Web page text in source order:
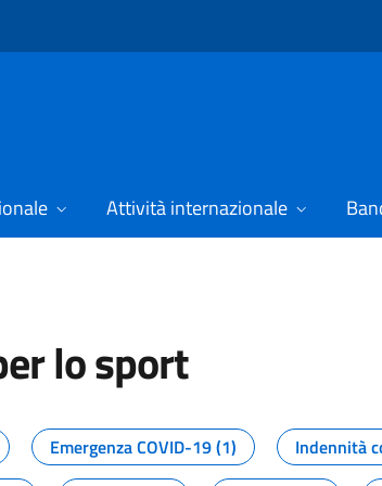
Attività internazionale
lo sport
dal Dipartimento
Emergenza COVID-19 (1) Indennità